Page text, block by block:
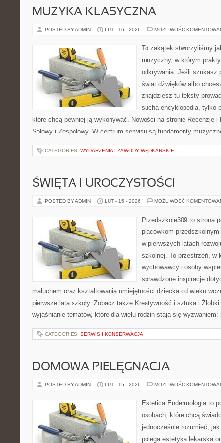
MUZYKA KLASYCZNA
POSTED BY ADMIN LUT - 16 - 2026 MOŻLIWOŚĆ
To zakątek stworzyliśmy
muzyczny, w którym
odkrywania. Jeśli szukasz
świat dźwięków albo
znajdziesz tu teksty
sucha encyklopedia, tylko
które chcą pewniej ją wykonywać. Nowości na stronie Recenzje i
Solowy i Zespołowy. W centrum serwisu są fundamenty
CATEGORIES: WYDARZENIA I ZAWODY WĘDKARSKIE
ŚWIĘTA I UROCZYSTOŚCI
POSTED BY ADMIN LUT - 15 - 2026 MOŻLIWOŚĆ
Przedszkole309 to strona
placówkom
w pierwszych latach
szkolnej. To przestrzeń, w
wychowawcy i osoby
sprawdzone inspiracje
maluchem oraz kształtowania umiejętności dziecka od wieku
pierwsze lata szkoły. Zobacz także Kreatywność i sztuka i
wyjaśnianie tematów, które dla wielu rodzin stają się
CATEGORIES: SERWIS I KONSERWACJA
DOMOWA PIELĘGNACJA
POSTED BY ADMIN LUT - 15 - 2026 MOŻLIWOŚĆ
Estetica Endermologia to
osobach, które chcą
jednocześnie rozumieć,
polega estetyka lekarska